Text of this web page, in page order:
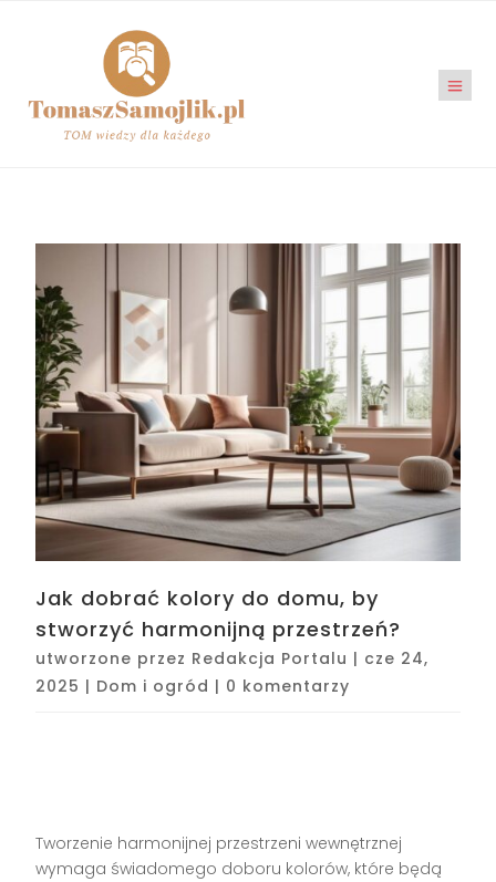
Jak dobrać kolory do domu, by
stworzyć harmonijną przestrzeń?
utworzone przez Redakcja Portalu | cze 24,
2025 | Dom i ogród | 0 komentarzy
Tworzenie harmonijnej przestrzeni wewnętrznej
wymaga świadomego doboru kolorów, które będą